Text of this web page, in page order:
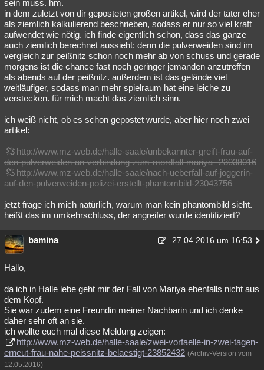
sein muss. hm.
in dem zuletzt von dir geposteten großen artikel, wird der täter eher
als ziemlich kalkulierend beschrieben, sodass er nur so viel kraft
aufwendet wie nötig. ich finde eigentlich schon, dass das ganze
auch ziemlich berechnet aussieht: denn die pulverweiden sind im
vergleich zur peißnitz schon noch mehr ab von schuss und gerade
morgens ist die chance fast noch geringer jemanden anzutreffen
als abends auf der peißnitz. außerdem ist das gelände viel
weitläufiger, sodass man mehr spielraum hat eine leiche zu
verstecken. für mich macht das ziemlich sinn.
ich weiß nicht, ob es schon gepostet wurde, aber hier noch zwei
artikel:
http://www.mz-web.de/halle-saale/unbekannter-greift-frau-auf-
den-pulverweiden-an-verbindung-zum-mordfall-mariya--23038016
http://www.mz-web.de/halle-saale/nach-ueberfall-auf-joggerin-
auf-den-pulverweiden-polizei-erstellt-phantombild-23043756
jetzt frage ich mich natürlich, warum man kein phantombild sieht.
heißt das im umkehrschluss, der angreifer wurde identifiziert?
bamina 27.04.2016 um 16:53
Hallo,
da ich in Halle lebe geht mir der Fall von Mariya ebenfalls nicht aus
dem Kopf.
Sie war zudem eine Freundin meiner Nachbarin und ich denke
daher sehr oft an sie.
ich wollte euch mal diese Meldung zeigen:
http://www.mz-web.de/halle-saale/zwei-vorfaelle-in-zwei-tagen-
erneut-frau-nahe-peissnitz-belaestigt-23852432 (Archiv-Version vom
12.05.2016)